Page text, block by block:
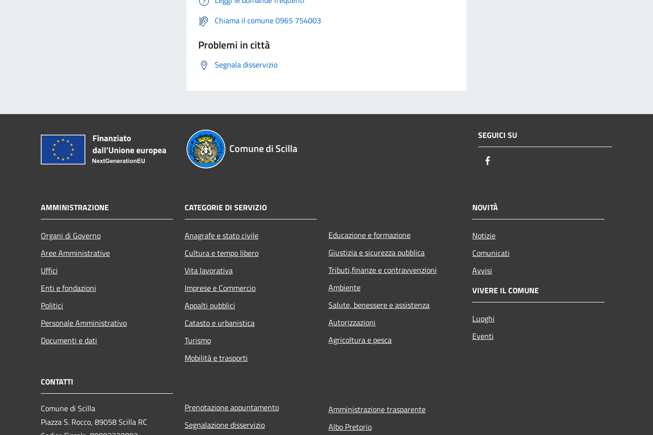
Chiama il comune 0965 754003
Problemi in città
Segnala disservizio
Comune di Scilla
SEGUICI SU
AMMINISTRAZIONE
Organi di Governo
Aree Amministrative
Uffici
Enti e fondazioni
Politici
Personale Amministrativo
Documenti e dati
CATEGORIE DI SERVIZIO
Anagrafe e stato civile
Cultura e tempo libero
Vita lavorativa
Imprese e Commercio
Appalti pubblici
Catasto e urbanistica
Turismo
Mobilità e trasporti
Educazione e formazione
Giustizia e sicurezza pubblica
Tributi,finanze e contravvenzioni
Ambiente
Salute, benessere e assistenza
Autorizzazioni
Agricoltura e pesca
NOVITÀ
Notizie
Comunicati
Avvisi
VIVERE IL COMUNE
Luoghi
Eventi
CONTATTI
Comune di Scilla
Piazza S. Rocco, 89058 Scilla RC
Prenotazione appuntamento
Segnalazione disservizio
Amministrazione trasparente
Albo Pretorio